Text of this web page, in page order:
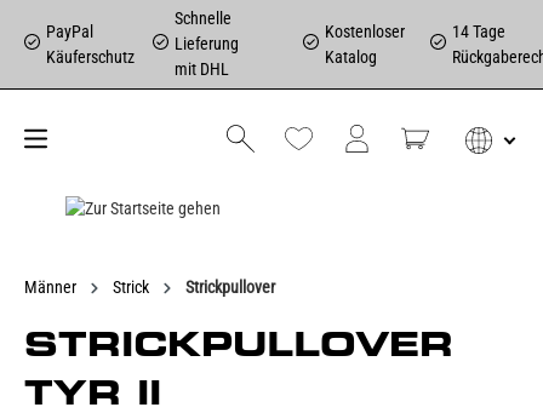
PayPal
Käuferschutz
Schnelle
Lieferung
mit DHL
Kostenloser
Katalog
14 Tage
Männer Strick Strickpullover
STRICKPULLOVER
TYR II